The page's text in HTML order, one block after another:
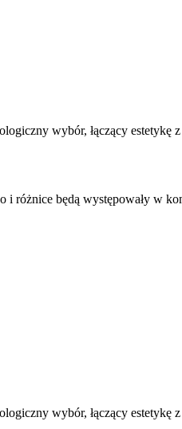
wybór, łączący estetykę
różnice będą występowały w
wybór, łączący estetykę